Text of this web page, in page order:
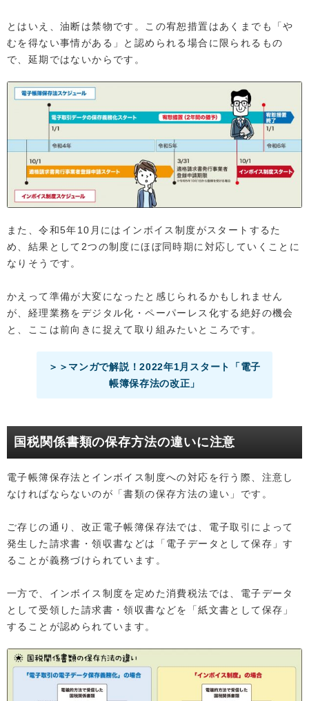
とはいえ、油断は禁物です。この宥恕措置はあくまでも「や
むを得ない事情がある」と認められる場合に限られるもの
で、延期ではないからです。
また、令和5年10月にはインボイス制度がスタートするた
め、結果として2つの制度にほぼ同時期に対応していくことに
なりそうです。
かえって準備が大変になったと感じられるかもしれません
が、経理業務をデジタル化・ペーパーレス化する絶好の機会
と、ここは前向きに捉えて取り組みたいところです。
＞＞マンガで解説！2022年1月スタート「電子
帳簿保存法の改正」
国税関係書類の保存方法の違いに注意
電子帳簿保存法とインボイス制度への対応を行う際、注意し
なければならないのが「書類の保存方法の違い」です。
ご存じの通り、改正電子帳簿保存法では、電子取引によって
発生した請求書・領収書などは「電子データとして保存」す
ることが義務づけられています。
一方で、インボイス制度を定めた消費税法では、電子データ
として受領した請求書・領収書などを「紙文書として保存」
することが認められています。